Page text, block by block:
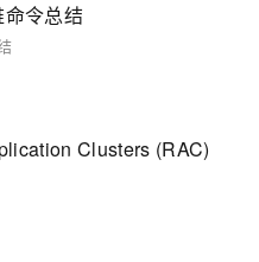
令总结
Clusters (RAC)